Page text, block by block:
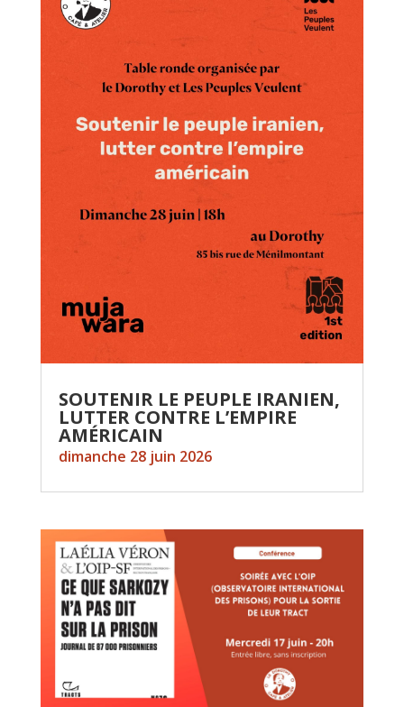
SOUTENIR LE PEUPLE IRANIEN,
LUTTER CONTRE L’EMPIRE
AMÉRICAIN
dimanche 28 juin 2026